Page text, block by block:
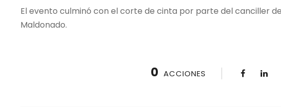
El evento culminó con el corte de cinta por parte del canciller
Maldonado.
0 ACCIONES